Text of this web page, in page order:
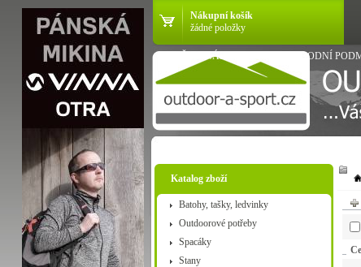
Nákupní košík
žádné položky
VŠE O NÁKUPU OBCHODNÍ
Katalog zboží
Batohy, tašky, ledvinky
Outdoorové potřeby
Spacáky
Stany